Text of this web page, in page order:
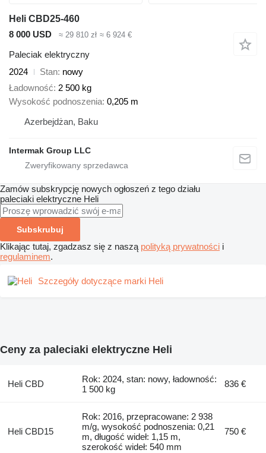
Heli CBD25-460
8 000 USD
≈ 29 810 zł ≈ 6 924 €
Paleciak elektryczny
2024
Stan nowy
Ładowność 2 500 kg
Wysokość podnoszenia 0,205 m
Azerbejdżan, Baku
Intermak Group LLC
Zamów subskrypcję nowych ogłoszeń z tego działu
paleciaki elektryczne Heli
Subskrubuj
Klikając tutaj, zgadzasz się z naszą polityką prywatności i
regulaminem.
Szczegóły dotyczące marki Heli
Ceny za paleciaki elektryczne Heli
Heli CBD
Rok: 2024, stan: nowy, ładowność:
1 500 kg
836 €
Heli CBD15
Rok: 2016, przepracowane: 2 938
m/g, wysokość podnoszenia: 0,21
m, długość wideł: 1,15 m,
szerokość wideł: 540 mm
750 €